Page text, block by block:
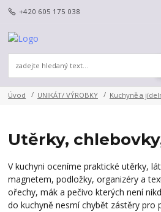
+420 605 175 038
Úvod UNIKÁT/ VÝROBKY Kuchyně a
Utěrky,
V kuchyni oceníme praktické utěrky,
magnetem, podložky, organizéry a
ořechy, mák a pečivo kterých není
do kuchyně nesmí chybět zástěry pro